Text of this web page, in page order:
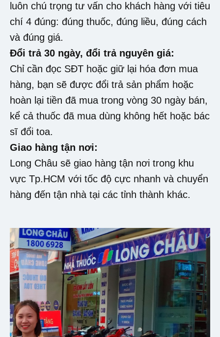
luôn chú trọng tư vấn cho khách hàng với tiêu
chí 4 đúng: đúng thuốc, đúng liều, đúng cách
và đúng giá.
Đổi trả 30 ngày, đổi trả nguyên giá:
Chỉ cần đọc SĐT hoặc giữ lại hóa đơn mua
hàng, bạn sẽ được đổi trả sản phẩm hoặc
hoàn lại tiền đã mua trong vòng 30 ngày bán,
kể cả thuốc đã mua dùng không hết hoặc bác
sĩ đổi toa.
Giao hàng tận nơi:
Long Châu sẽ giao hàng tận nơi trong khu
vực Tp.HCM với tốc độ cực nhanh và chuyển
hàng đến tận nhà tại các tỉnh thành khác.